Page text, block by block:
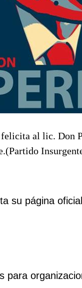
al lic. Don
su página
para